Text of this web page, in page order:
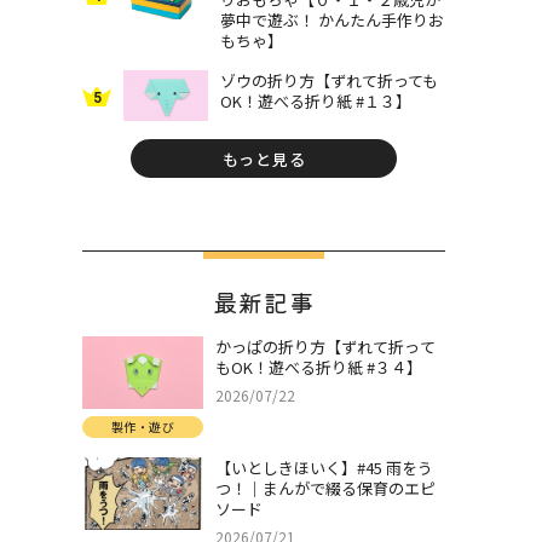
夢中で遊ぶ！ かんたん手作りお
もちゃ】
5
ゾウの折り方【ずれて折っても
OK！遊べる折り紙 #１３】
もっと見る
最新記事
かっぱの折り方【ずれて折って
もOK！遊べる折り紙 #３４】
2026/07/22
製作・遊び
【いとしきほいく】#45 雨をう
つ！｜まんがで綴る保育のエピ
ソード
2026/07/21